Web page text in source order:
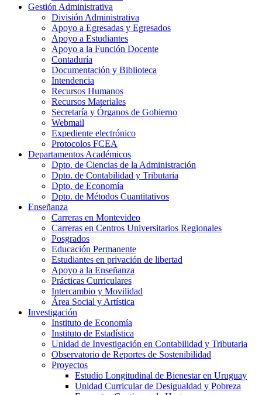
Gestión Administrativa
División Administrativa
Apoyo a Egresadas y Egresados
Apoyo a Estudiantes
Apoyo a la Función Docente
Contaduría
Documentación y Biblioteca
Intendencia
Recursos Humanos
Recursos Materiales
Secretaría y Órganos de Gobierno
Webmail
Expediente electrónico
Protocolos FCEA
Departamentos Académicos
Dpto. de Ciencias de la Administración
Dpto. de Contabilidad y Tributaria
Dpto. de Economía
Dpto. de Métodos Cuantitativos
Enseñanza
Carreras en Montevideo
Carreras en Centros Universitarios Regionales
Posgrados
Educación Permanente
Estudiantes en privación de libertad
Apoyo a la Enseñanza
Prácticas Curriculares
Intercambio y Movilidad
Área Social y Artística
Investigación
Instituto de Economía
Instituto de Estadística
Unidad de Investigación en Contabilidad y Tributaria
Observatorio de Reportes de Sostenibilidad
Proyectos
Estudio Longitudinal de Bienestar en Uruguay
Unidad Curricular de Desigualdad y Pobreza